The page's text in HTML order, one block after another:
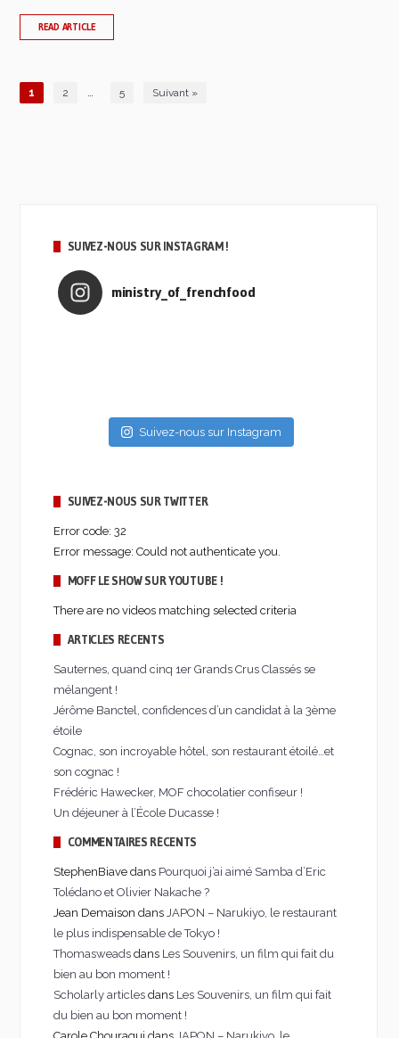
READ ARTICLE
1 2 5 Suivant »
SUIVEZ-NOUS SUR INSTAGRAM !
ministry_of_frenchfood
Suivez-nous sur Instagram
SUIVEZ-NOUS SUR TWITTER
Error code: 32
Error message: Could not authenticate you.
MOFF LE SHOW SUR YOUTUBE !
There are no videos matching selected criteria
ARTICLES RÉCENTS
Sauternes, quand cinq 1er Grands Crus Classés se
mélangent !
Jérôme Banctel, confidences d’un candidat à la 3ème
étoile
Cognac, son incroyable hôtel, son restaurant étoilé…et
son cognac !
Frédéric Hawecker, MOF chocolatier confiseur !
Un déjeuner à l’École Ducasse !
COMMENTAIRES RÉCENTS
StephenBiave dans Pourquoi j’ai aimé Samba d’Eric
Tolédano et Olivier Nakache ?
Jean Demaison dans JAPON – Narukiyo, le restaurant
le plus indispensable de Tokyo !
Thomasweadsdans Les Souvenirs, un film qui fait du
bien au bon moment !
Scholarly articlesdans Les Souvenirs, un film qui fait
du bien au bon moment !